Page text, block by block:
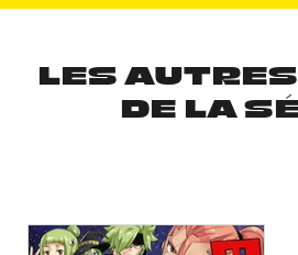
LES
DE LA